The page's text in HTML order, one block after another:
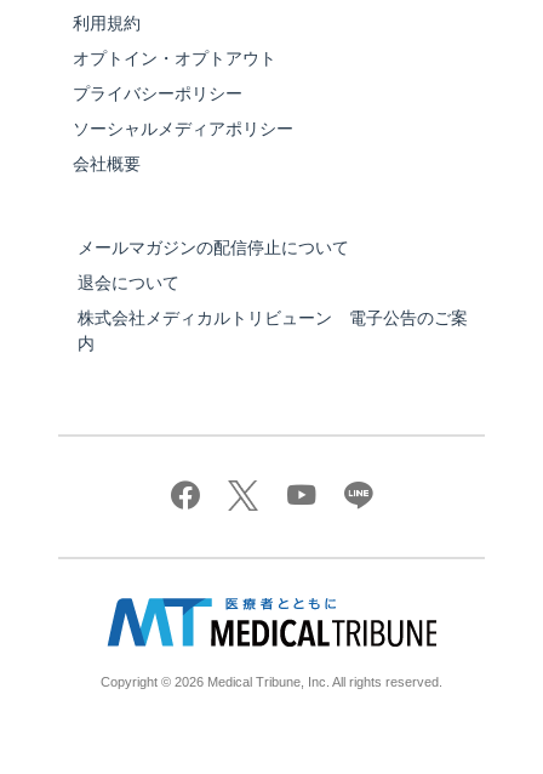
利用規約
オプトイン・オプトアウト
プライバシーポリシー
ソーシャルメディアポリシー
会社概要
メールマガジンの配信停止について
退会について
株式会社メディカルトリビューン 電子公告のご案
内
Copyright © 2026 Medical Tribune, Inc. All rights reserved.